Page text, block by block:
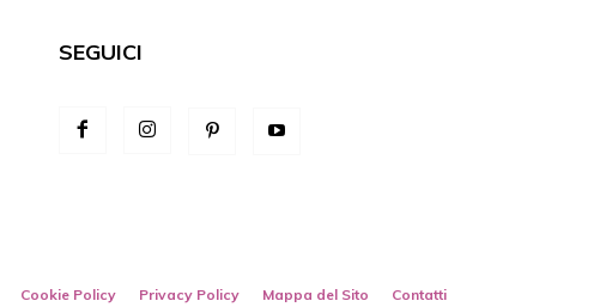
SEGUICI
Cookie Policy Privacy Policy Mappa del Sito Contatti